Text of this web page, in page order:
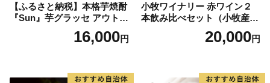
【ふるさと納税】本格芋焼酎
『Sun』芋グラッセ アウトド
ア ソロキャンプ ベランピン
グ 巣ごもり 就労支援16,000円
小牧ワイナリー 赤ワイン２
本飲み比べセット（小牧産ぶ
どう100％使用）20,000円